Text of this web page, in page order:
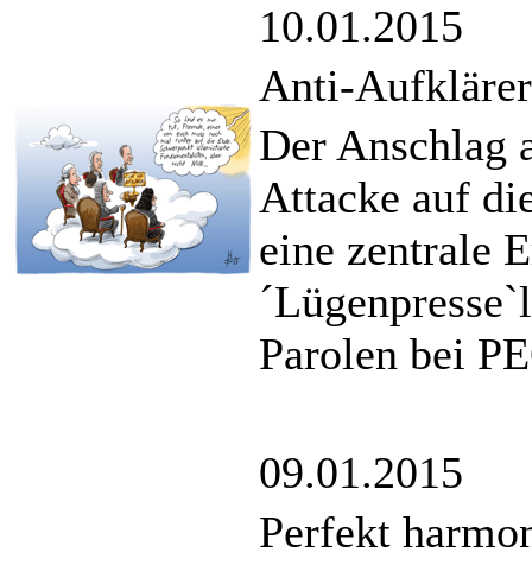
10.01.2015
Anti-
Der Anschlag
Attacke auf
eine zentrale
Parolen bei
09.01.2015
Perfekt